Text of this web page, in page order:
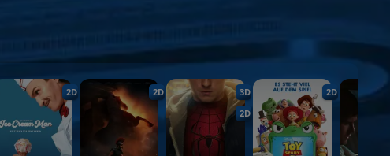
2D 2D
3D
2D
2D